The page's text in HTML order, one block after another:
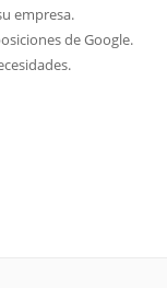
empresa.
de Google.